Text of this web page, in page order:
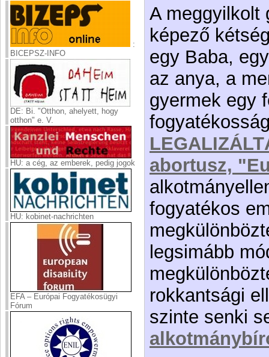
:
BICEPSZ-INFO
DE: Bi. "Otthon, ahelyett, hogy
otthon" e. V.
HU: a cég, az emberek, pedig jogok
HU: kobinet-nachrichten
EFA – Európai Fogyatékosügyi
Fórum
A meggyilkolt
képező
egy Baba,
az anya, a
gyermek egy
abortusz,
fogyatékos
legsimább
rokkantsági
szinte senki